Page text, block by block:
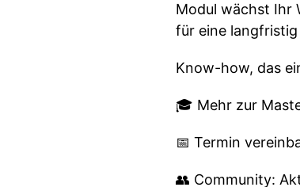
Modul wächst Ihr
für eine
Know-how, das
🎓 Mehr zur
📅 Termin
👥 Community: